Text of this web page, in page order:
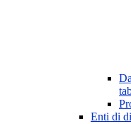
Enti di